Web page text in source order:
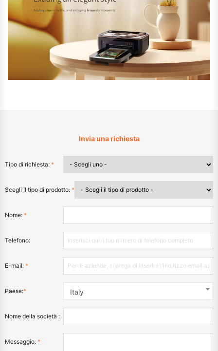
Invia una richiesta
Tipo di richiesta: *
Scegli il tipo di prodotto: *
Nome: *
Telefono:
E-mail: *
Paese:* Italy
Nome della società :
Messaggio: *